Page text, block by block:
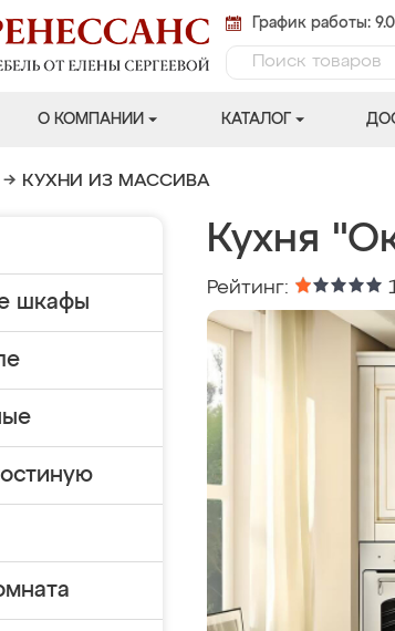
График работы:
О КОМПАНИИ КАТАЛОГ
→ КУХНИ ИЗ МАССИВА
шкафы
Кухня
Рейтинг: